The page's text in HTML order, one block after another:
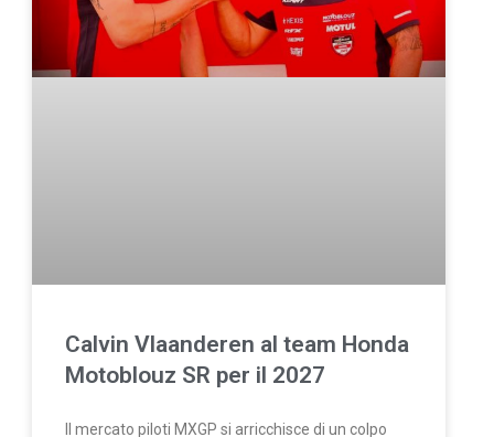
Calvin Vlaanderen al team Honda
Motoblouz SR per il 2027
Il mercato piloti MXGP si arricchisce di un colpo